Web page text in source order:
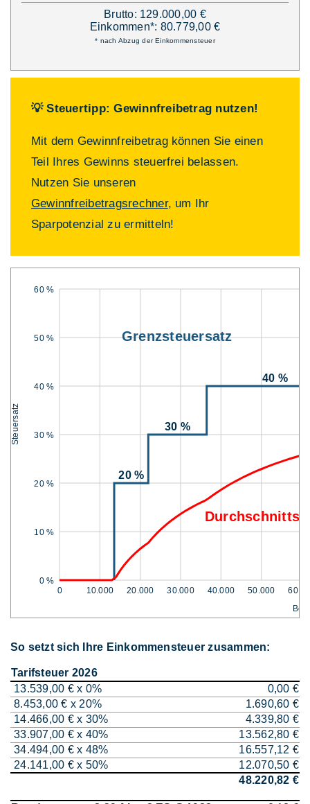
Brutto: 129.000,00 €
Einkommen*: 80.779,00 €
* nach Abzug der Einkommensteuer
💡 Steuertipp: Gewinnfreibetrag nutzen!
Mit dem Gewinnfreibetrag können Sie einen
Teil Ihres Gewinns steuerfrei belassen.
Nutzen Sie unseren
Gewinnfreibetragsrechner, um Ihr
Sparpotenzial zu ermitteln!
0 %
10 %
20 %
30 %
40 %
50 %
60 %
0 10.000 20.000 30.000 40.000 50.000
Grenzsteuersatz
20 %
30 %
40 %
Steuersatz
So setzt sich Ihre Einkommensteuer zusammen:
Tarifsteuer 2026
13.539,00 € x 0%
0,00 €
8.453,00 € x 20%
1.690,60 €
14.466,00 € x 30%
4.339,80 €
33.907,00 € x 40%
13.562,80 €
34.494,00 € x 48%
16.557,12 €
24.141,00 € x 50%
12.070,50 €
48.220,82 €